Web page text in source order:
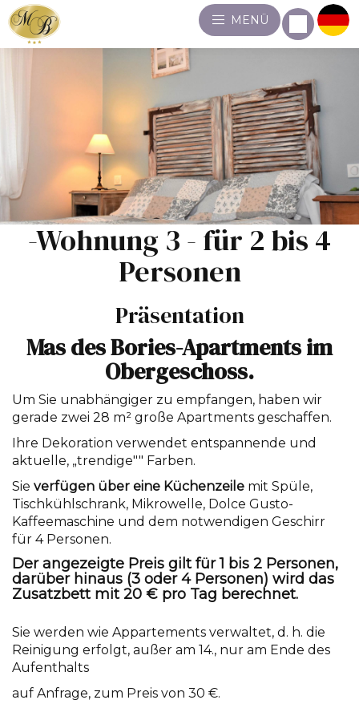
MENÜ
-Wohnung 3 - für 2 bis 4
Personen
Präsentation
Mas des Bories-Apartments im
Obergeschoss.
Um Sie unabhängiger zu empfangen, haben wir
gerade zwei 28 m² große Apartments geschaffen.
Ihre Dekoration verwendet entspannende und
aktuelle, „trendige"" Farben.
Sie verfügen über eine Küchenzeile mit Spüle,
Tischkühlschrank, Mikrowelle, Dolce Gusto-
Kaffeemaschine und dem notwendigen Geschirr
für 4 Personen.
Der angezeigte Preis gilt für 1 bis 2 Personen,
darüber hinaus (3 oder 4 Personen) wird das
Zusatzbett mit 20 € pro Tag berechnet.
Sie werden wie Appartements verwaltet, d. h. die
Reinigung erfolgt, außer am 14., nur am Ende des
Aufenthalts
auf Anfrage, zum Preis von 30 €.